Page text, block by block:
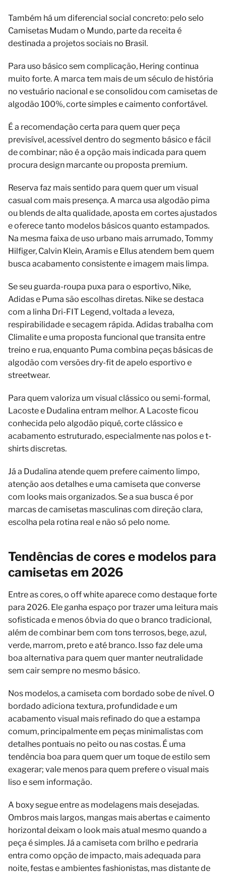
Também há um diferencial social concreto: pelo selo
Camisetas Mudam o Mundo, parte da receita é
destinada a projetos sociais no Brasil.
Para uso básico sem complicação, Hering continua
muito forte. A marca tem mais de um século de história
no vestuário nacional e se consolidou com camisetas de
algodão 100%, corte simples e caimento confortável.
É a recomendação certa para quem quer peça
previsível, acessível dentro do segmento básico e fácil
de combinar; não é a opção mais indicada para quem
procura design marcante ou proposta premium.
Reserva faz mais sentido para quem quer um visual
casual com mais presença. A marca usa algodão pima
ou blends de alta qualidade, aposta em cortes ajustados
e oferece tanto modelos básicos quanto estampados.
Na mesma faixa de uso urbano mais arrumado, Tommy
Hilfiger, Calvin Klein, Aramis e Ellus atendem bem quem
busca acabamento consistente e imagem mais limpa.
Se seu guarda-roupa puxa para o esportivo, Nike,
Adidas e Puma são escolhas diretas. Nike se destaca
com a linha Dri-FIT Legend, voltada a leveza,
respirabilidade e secagem rápida. Adidas trabalha com
Climalite e uma proposta funcional que transita entre
treino e rua, enquanto Puma combina peças básicas de
algodão com versões dry-fit de apelo esportivo e
streetwear.
Para quem valoriza um visual clássico ou semi-formal,
Lacoste e Dudalina entram melhor. A Lacoste ficou
conhecida pelo algodão piqué, corte clássico e
acabamento estruturado, especialmente nas polos e t-
shirts discretas.
Já a Dudalina atende quem prefere caimento limpo,
atenção aos detalhes e uma camiseta que converse
com looks mais organizados. Se a sua busca é por
marcas de camisetas masculinas com direção clara,
escolha pela rotina real e não só pelo nome.
Tendências de cores e modelos para
camisetas em 2026
Entre as cores, o off white aparece como destaque forte
para 2026. Ele ganha espaço por trazer uma leitura mais
sofisticada e menos óbvia do que o branco tradicional,
além de combinar bem com tons terrosos, bege, azul,
verde, marrom, preto e até branco. Isso faz dele uma
boa alternativa para quem quer manter neutralidade
sem cair sempre no mesmo básico.
Nos modelos, a camiseta com bordado sobe de nível. O
bordado adiciona textura, profundidade e um
acabamento visual mais refinado do que a estampa
comum, principalmente em peças minimalistas com
detalhes pontuais no peito ou nas costas. É uma
tendência boa para quem quer um toque de estilo sem
exagerar; vale menos para quem prefere o visual mais
liso e sem informação.
A boxy segue entre as modelagens mais desejadas.
Ombros mais largos, mangas mais abertas e caimento
horizontal deixam o look mais atual mesmo quando a
peça é simples. Já a camiseta com brilho e pedraria
entra como opção de impacto, mais adequada para
noite, festas e ambientes fashionistas, mas distante de